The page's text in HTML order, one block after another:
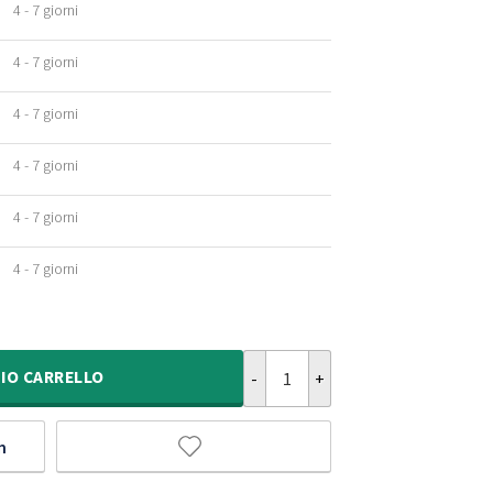
4 - 7 giorni
4 - 7 giorni
4 - 7 giorni
4 - 7 giorni
4 - 7 giorni
4 - 7 giorni
CARRELLO